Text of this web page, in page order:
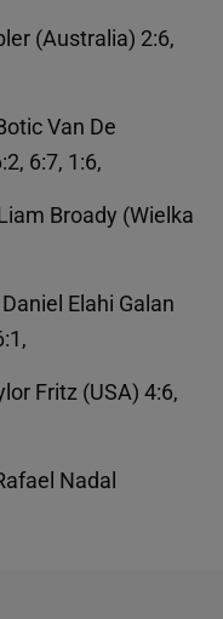
(Australia) 2:6,
Van De
6:7, 1:6,
Broady (Wielka
Elahi Galan
Fritz (USA) 4:6,
Nadal